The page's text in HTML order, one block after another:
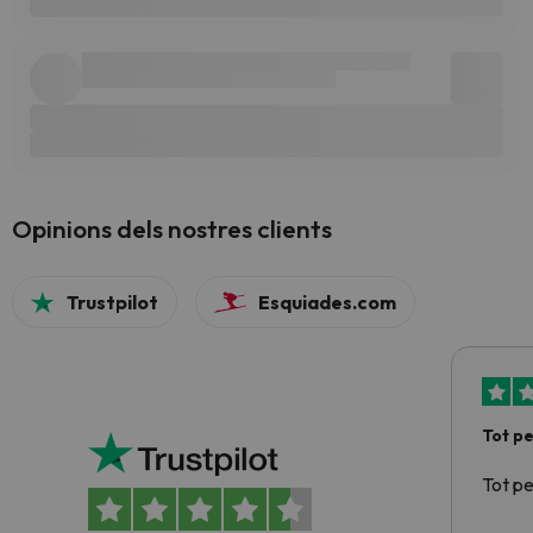
Opinions dels nostres clients
Trustpilot Esquiades.com
Tot
Tot